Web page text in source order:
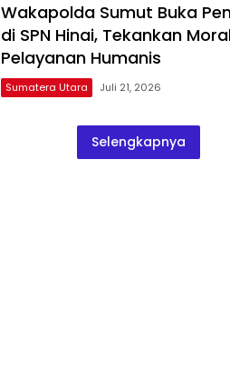
Wakapolda Sumut Buka
di SPN Hinai, Tekankan
Pelayanan Humanis
Sumatera Utara Juli 21, 2026
Selengkapnya